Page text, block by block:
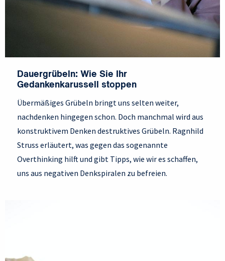
Dauergrübeln: Wie Sie Ihr
Gedankenkarussell stoppen
Übermäßiges Grübeln bringt uns selten weiter,
nachdenken hingegen schon. Doch manchmal wird aus
konstruktivem Denken destruktives Grübeln. Ragnhild
Struss erläutert, was gegen das sogenannte
Overthinking hilft und gibt Tipps, wie wir es schaffen,
uns aus negativen Denkspiralen zu befreien.